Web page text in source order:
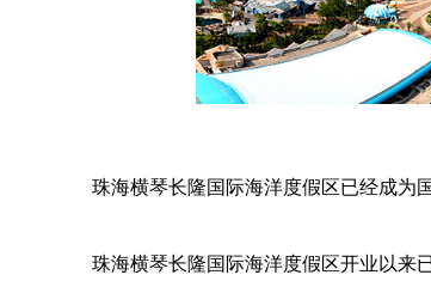
珠海横琴长隆国际海洋度假区已经成为
珠海横琴长隆国际海洋度假区开业以来